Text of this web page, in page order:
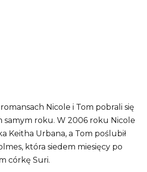
Nicole i Tom pobrali się
samym roku. W 2006 roku Nicole
Keitha Urbana, a Tom poślubił
która siedem miesięcy po
córkę Suri.